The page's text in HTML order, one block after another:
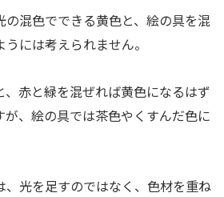
の混色でできる黄色と、絵の具を混
には考えられません。
、赤と緑を混ぜれば黄色になるはず
が、絵の具では茶色やくすんだ色に
、光を足すのではなく、色材を重ね